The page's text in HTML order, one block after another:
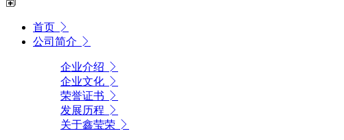
首页
公司简介
企业介绍
企业文化
荣誉证书
发展历程
关于鑫莹荣